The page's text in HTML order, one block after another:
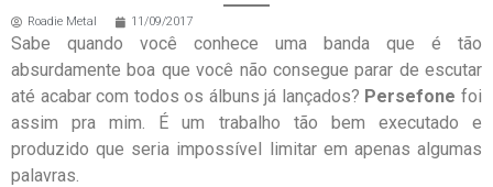
Roadie Metal 11/09/2017
Sabe quando você conhece uma banda que é tão
absurdamente boa que você não consegue parar de escutar
até acabar com todos os álbuns já lançados? Persefone foi
assim pra mim. É um trabalho tão bem executado e
produzido que seria impossível limitar em apenas algumas
palavras.